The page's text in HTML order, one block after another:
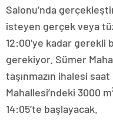
Salonu’nda
isteyen gerçek veya
12:00’ye kadar
gerekiyor. Sümer
taşınmazın ihalesi
Mahallesi’ndeki 3000
14:05’te başlayacak.